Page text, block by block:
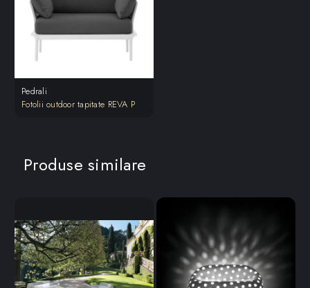
Pedrali
Fotolii outdoor tapitate REVA P
Produse similare